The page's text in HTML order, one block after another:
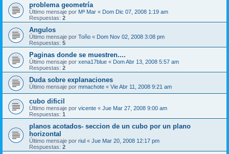
problema geometría
Último mensaje por Mª Mar « Dom Dic 07, 2008 1:19 am
Respuestas: 2
Angulos
Último mensaje por Toño « Dom Nov 02, 2008 3:08 pm
Respuestas: 5
Paginas donde se muestren....
Último mensaje por xena17blue « Dom Abr 13, 2008 5:57 am
Respuestas: 2
Duda sobre explanaciones
Último mensaje por mmachote « Vie Abr 11, 2008 9:21 am
cubo dificil
Último mensaje por vicente « Jue Mar 27, 2008 9:00 am
Respuestas: 1
planos acotados- seccion de un cubo por un plano
horizontal
Último mensaje por riul « Jue Mar 20, 2008 12:17 pm
Respuestas: 2